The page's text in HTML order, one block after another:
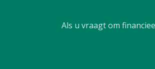
Als u vraagt om